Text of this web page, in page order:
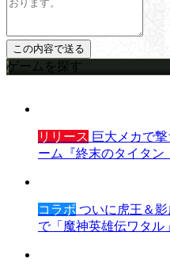
ゲームを探す
リリース 巨大メカで
ーム『終末のタイタン
コラボ ついに虎王＆影
で「魔神英雄伝ワタル